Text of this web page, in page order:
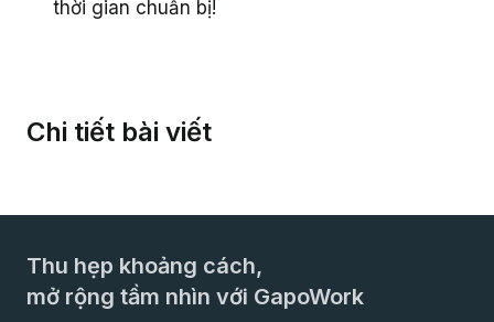
thời gian chuẩn bị!
Chi tiết bài viết
Thu hẹp khoảng cách,
mở rộng tầm nhìn với GapoWork